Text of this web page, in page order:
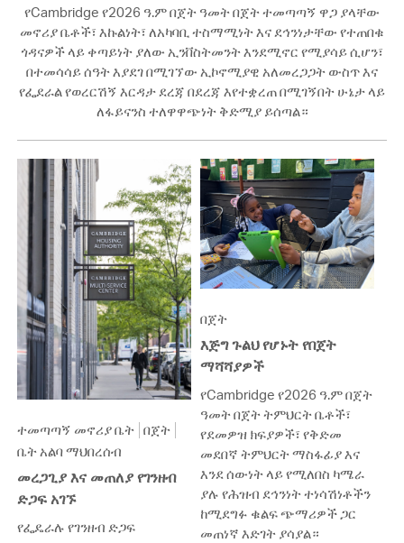
የCambridge የ2026 ዓ.ም በጀት ዓመት በጀት ተመጣጣኝ ዋጋ ያላቸው
መኖሪያ ቤቶች፣ እኩልነት፣ ለአካባቢ ተስማሚነት እና ደኅንነታቸው የተጠበቁ
ጎዳናዎች ላይ ቀጣይነት ያለው ኢንቨስትመንት እንደሚኖር የሚያሳይ ሲሆን፣
በተመሳሳይ ሰዓት እያደገ በሚገኘው ኢኮኖሚያዊ አለመረጋጋት ውስጥ እና
የፌደራል የወረርሽኝ እርዳታ ደረጃ በደረጃ እየተቋረጠ በሚገኝበት ሁኔታ ላይ
ለፋይናንስ ተለዋዋጭነት ቅድሚያ ይሰጣል።
ተመጣጣኝ መኖሪያ ቤት በጀት
ቤት አልባ ማህበረሰብ
መረጋጊያ እና መጠለያ የገንዘብ
ድጋፍ አገኙ
የፌዴራሉ የገንዘብ ድጋፍ
በጀት
እጅግ ጉልህ የሆኑት የበጀት
ማሻሻያዎች
የCambridge የ2026 ዓ.ም በጀት
ዓመት በጀት ትምህርት ቤቶች፣
የደመዎዝ ክፍያዎች፣ የቅድመ
መደበኛ ትምህርት ማስፋፊያ እና
እንደ ሰውነት ላይ የሚለበስ ካሜራ
ያሉ የሕዝብ ደኅንነት ተነሳሽነቶችን
ከሚደግፉ ቁልፍ ጭማሪዎች ጋር
መጠነኛ እድገት ያሳያል።